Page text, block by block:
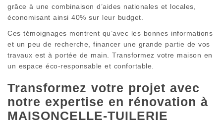
grâce à une combinaison d’aides nationales et locales,
économisant ainsi 40% sur leur budget.
Ces témoignages montrent qu’avec les bonnes informations
et un peu de recherche, financer une grande partie de vos
travaux est à portée de main. Transformez votre maison en
un espace éco-responsable et confortable.
Transformez votre projet avec
notre expertise en rénovation à
MAISONCELLE-TUILERIE